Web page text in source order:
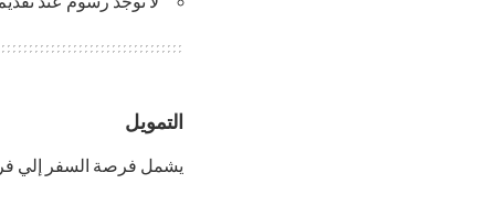
التمويل
يشمل فرصة السفر إلي